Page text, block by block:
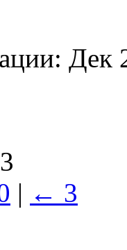
Дек
| ← 3